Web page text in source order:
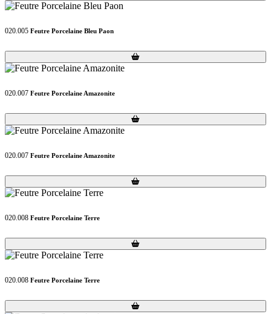
020.005 Feutre Porcelaine Bleu Paon
Loading...
Loading...
020.007 Feutre Porcelaine Amazonite
Loading...
Loading...
020.007 Feutre Porcelaine Amazonite
Loading...
Loading...
020.008 Feutre Porcelaine Terre
Loading...
Loading...
020.008 Feutre Porcelaine Terre
Loading...
Loading...